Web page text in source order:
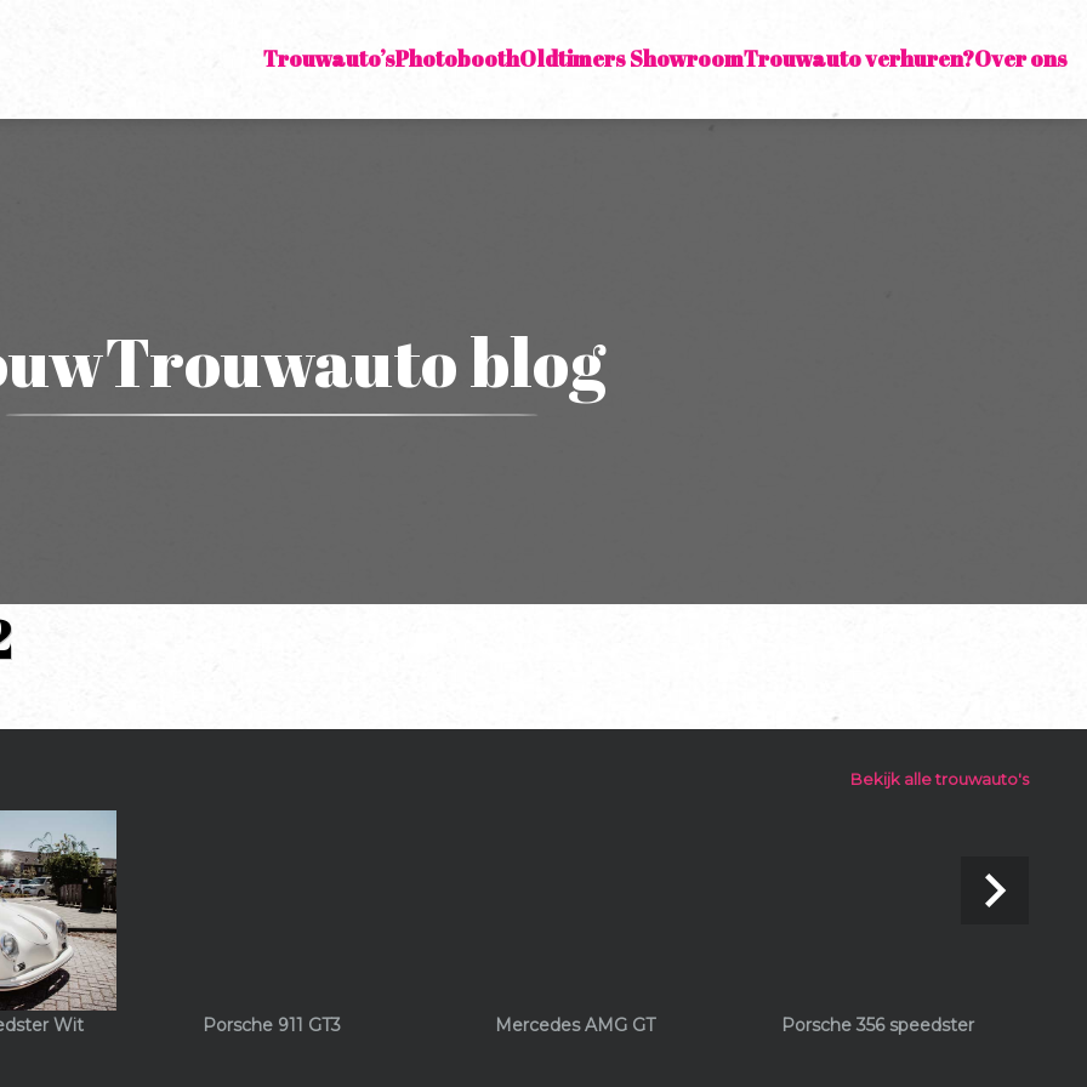
Trouwauto’sPhotoboothOldtimers ShowroomTrouwauto verhuren?Over ons
blog
Bekijk alle trouwauto's
Wit Porsche 911 GT3 Mercedes AMG GT Porsche 356 speedster
navigate_next